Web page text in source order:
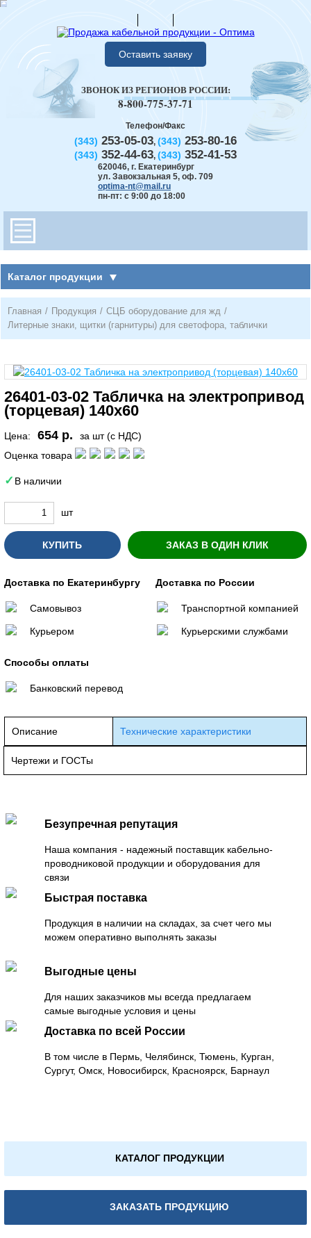
Оставить заявку
Телефон/Факс
(343) 253-05-03, (343) 253-80-16
(343) 352-44-63, (343) 352-41-53
620046, г. Екатеринбург
ул. Завокзальная 5, оф. 709
optima-nt@mail.ru
пн-пт: с 9:00 до 18:00
ЗВОНОК ИЗ РЕГИОНОВ РОССИИ:
8-800-775-37-71
Каталог продукции
Главная / Продукция / СЦБ оборудование для жд /
Литерные знаки, щитки (гарнитуры) для светофора, таблички
26401-03-02 Табличка на электропривод
(торцевая) 140х60
Цена: 654 р.
за шт (с НДС)
Оценка товара
В наличии
шт
КУПИТЬ ЗАКАЗ В ОДИН КЛИК
Доставка по Екатеринбургу
Самовывоз
Курьером
Доставка по России
Транспортной компанией
Курьерскими службами
Способы оплаты
Банковский перевод
Описание Технические характеристики
Чертежи и ГОСТы
Безупречная репутация
Наша компания - надежный поставщик кабельно-
проводниковой продукции и оборудования для
связи
Быстрая поставка
Продукция в наличии на складах, за счет чего мы
можем оперативно выполнять заказы
Выгодные цены
Для наших заказчиков мы всегда предлагаем
самые выгодные условия и цены
Доставка по всей России
В том числе в Пермь, Челябинск, Тюмень, Курган,
Сургут, Омск, Новосибирск, Красноярск, Барнаул
КАТАЛОГ ПРОДУКЦИИ
ЗАКАЗАТЬ ПРОДУКЦИЮ